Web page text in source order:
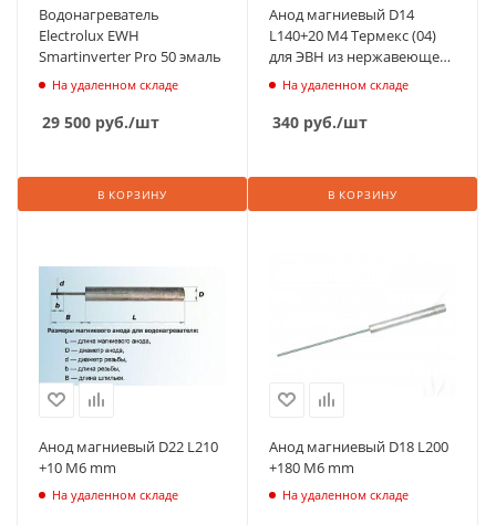
Водонагреватель
Electrolux EWH
Smartinverter Pro 50 эмаль
На удаленном складе
29 500 руб./шт
В КОРЗИНУ
Анод магниевый D14
L140+20 M4 Термекс (04)
для ЭВН из нержавеющей
сталиНа удаленном складе
340 руб./шт
В КОРЗИНУ
Анод магниевый D22 L210
+10 М6 mm
На удаленном складе
Анод магниевый D18 L200
+180 М6 mm
На удаленном складе